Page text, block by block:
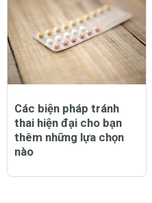
Các biện pháp tránh
thai hiện đại cho bạn
thêm những lựa chọn
nào